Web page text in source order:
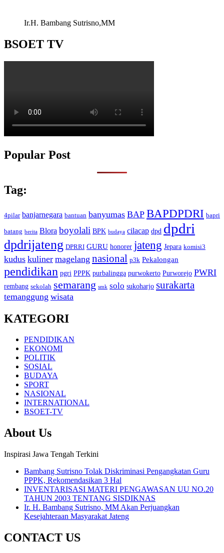
Ir.H. Bambang Sutrisno,MM
BSOET TV
Popular Post
Tag:
4pilar banjarnegara bantuan banyumas BAP BAPDPDRI bapri
batang berita Blora boyolali BPK budaya cilacap dpd dpdri
dpdrijateng DPRRI GURU honorer jateng Jepara komisi3
kudus kuliner magelang nasional p3k Pekalongan
pendidikan pgri PPPK purbalingga purwokerto Purworejo PWRI
rembang sekolah semarang smk solo sukoharjo surakarta
temanggung wisata
KATEGORI
PENDIDIKAN
EKONOMI
POLITIK
SOSIAL
BUDAYA
SPORT
NASIONAL
INTERNATIONAL
BSOET-TV
About Us
Inspirasi Jawa Tengah Terkini
Bambang Sutrisno Tolak Diskriminasi Pengangkatan Guru
PPPK, Rekomendasikan 3 Hal
INVENTARISASI MATERI PENGAWASAN UU NO.20
TAHUN 2003 TENTANG SISDIKNAS
Ir. H. Bambang Sutrisno, MM Akan Perjuangkan
Kesejahteraan Masyarakat Jateng
CONTACT US